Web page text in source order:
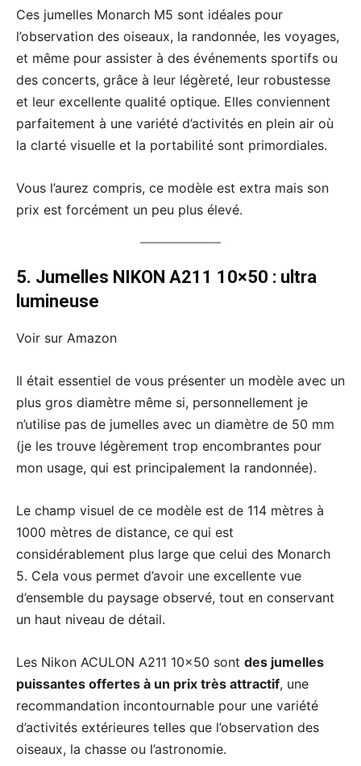
Ces jumelles Monarch M5 sont idéales pour
l’observation des oiseaux, la randonnée, les voyages,
et même pour assister à des événements sportifs ou
des concerts, grâce à leur légèreté, leur robustesse
et leur excellente qualité optique. Elles conviennent
parfaitement à une variété d’activités en plein air où
la clarté visuelle et la portabilité sont primordiales.
Vous l’aurez compris, ce modèle est extra mais son
prix est forcément un peu plus élevé.
5. Jumelles NIKON A211 10×50 : ultra
lumineuse
Voir sur Amazon
Il était essentiel de vous présenter un modèle avec un
plus gros diamètre même si, personnellement je
n’utilise pas de jumelles avec un diamètre de 50 mm
(je les trouve légèrement trop encombrantes pour
mon usage, qui est principalement la randonnée).
Le champ visuel de ce modèle est de 114 mètres à
1000 mètres de distance, ce qui est
considérablement plus large que celui des Monarch
5. Cela vous permet d’avoir une excellente vue
d’ensemble du paysage observé, tout en conservant
un haut niveau de détail.
Les Nikon ACULON A211 10×50 sont des jumelles
puissantes offertes à un prix très attractif, une
recommandation incontournable pour une variété
d’activités extérieures telles que l’observation des
oiseaux, la chasse ou l’astronomie.